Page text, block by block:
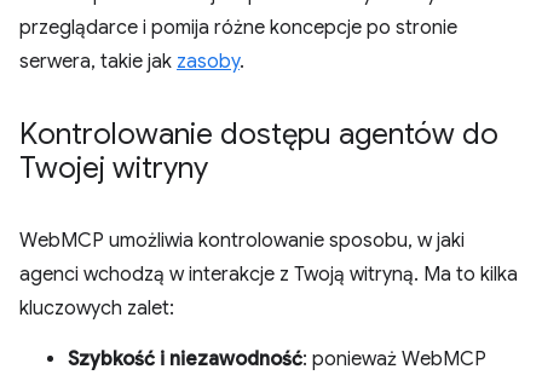
przeglądarce i pomija różne koncepcje po stronie
serwera, takie jak zasoby.
Kontrolowanie dostępu agentów do
Twojej witryny
WebMCP umożliwia kontrolowanie sposobu, w jaki
agenci wchodzą w interakcje z Twoją witryną. Ma to kilka
kluczowych zalet:
Szybkość i niezawodność: ponieważ WebMCP